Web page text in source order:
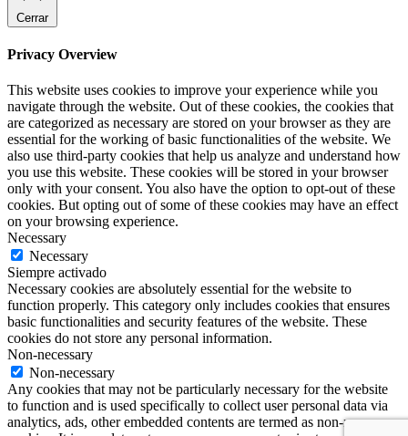
Cerrar
Privacy Overview
This website uses cookies to improve your experience while you
navigate through the website. Out of these cookies, the cookies that
are categorized as necessary are stored on your browser as they are
essential for the working of basic functionalities of the website. We
also use third-party cookies that help us analyze and understand how
you use this website. These cookies will be stored in your browser
only with your consent. You also have the option to opt-out of these
cookies. But opting out of some of these cookies may have an effect
on your browsing experience.
Necessary
Necessary
Siempre activado
Necessary cookies are absolutely essential for the website to
function properly. This category only includes cookies that ensures
basic functionalities and security features of the website. These
cookies do not store any personal information.
Non-necessary
Non-necessary
Any cookies that may not be particularly necessary for the website
to function and is used specifically to collect user personal data via
analytics, ads, other embedded contents are termed as non-necessary